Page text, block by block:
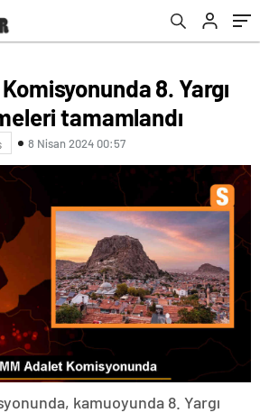
8. Yargı
tamamlandı
8 Nisan 2024 00:57
kamuoyunda 8. Yargı